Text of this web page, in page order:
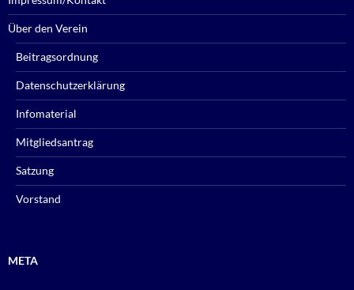
Über den Verein
Beitragsordnung
Datenschutzerklärung
Infomaterial
Mitgliedsantrag
Satzung
Vorstand
META